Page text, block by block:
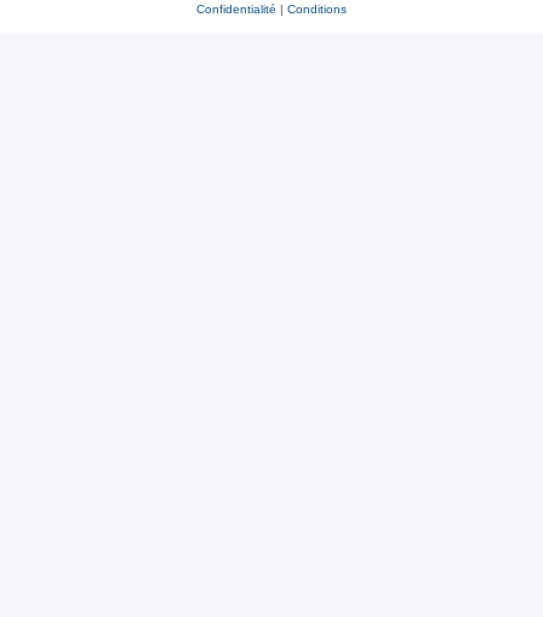
Confidentialité | Conditions